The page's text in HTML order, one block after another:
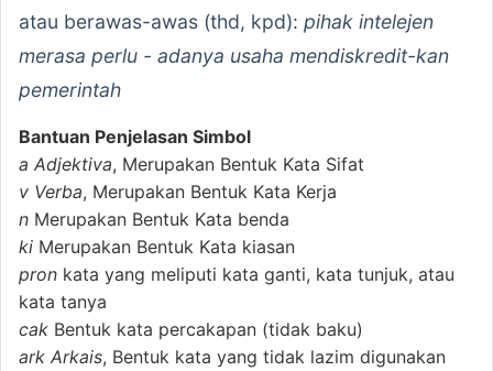
atau berawas-awas (thd, kpd): pihak intelejen
merasa perlu - adanya usaha mendiskredit-kan
pemerintah
Bantuan Penjelasan Simbol
a Adjektiva, Merupakan Bentuk Kata Sifat
v Verba, Merupakan Bentuk Kata Kerja
n Merupakan Bentuk Kata benda
ki Merupakan Bentuk Kata kiasan
pron kata yang meliputi kata ganti, kata tunjuk, atau
kata tanya
cak Bentuk kata percakapan (tidak baku)
ark Arkais, Bentuk kata yang tidak lazim digunakan